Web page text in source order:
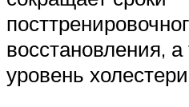
восстановления,
уровень